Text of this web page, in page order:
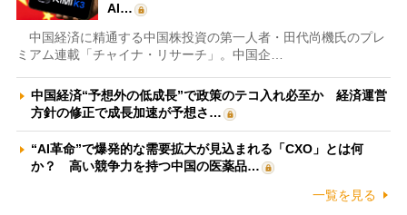
AI…
中国経済に精通する中国株投資の第一人者・田代尚機氏のプレ
ミアム連載「チャイナ・リサーチ」。中国企…
中国経済“予想外の低成長”で政策のテコ入れ必至か 経済運営
方針の修正で成長加速が予想さ…
“AI革命”で爆発的な需要拡大が見込まれる「CXO」とは何
か？ 高い競争力を持つ中国の医薬品…
一覧を見る